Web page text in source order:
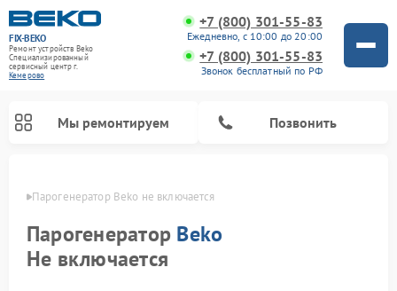
FIX-BEKO
Ремонт устройств Beko
Специализированный
cервисный центр г.
Кемерово
+7 (800) 301-55-83
Ежедневно, с 10:00 до 20:00
+7 (800) 301-55-83
Звонок бесплатный по РФ
Мы ремонтируем Позвонить
Парогенератор Beko не включается
Парогенератор Beko
Не включается